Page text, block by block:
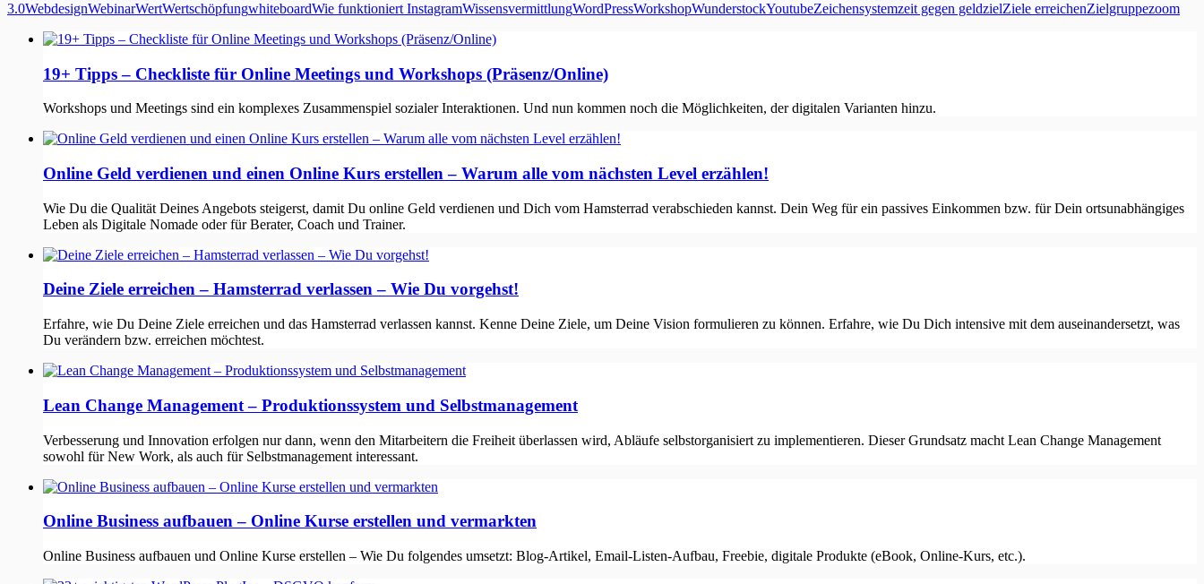
3.0WebdesignWebinarWertWertschöpfungwhiteboardWie funktioniert InstagramWissensvermittlungWordPressWorkshopWunderstockYoutubeZeichensystemzeit gegen geldzielZiele erreichenZielgruppezoom
19+ Tipps – Checkliste für Online Meetings und Workshops (Präsenz/Online)
Workshops und Meetings sind ein komplexes Zusammenspiel sozialer Interaktionen. Und nun kommen noch die Möglichkeiten, der digitalen Varianten hinzu.
Online Geld verdienen und einen Online Kurs erstellen – Warum alle vom nächsten Level erzählen!
Wie Du die Qualität Deines Angebots steigerst, damit Du online Geld verdienen und Dich vom Hamsterrad verabschieden kannst. Dein Weg für ein passives Einkommen bzw. für Dein ortsunabhängiges
Leben als Digitale Nomade oder für Berater, Coach und Trainer.
Deine Ziele erreichen – Hamsterrad verlassen – Wie Du vorgehst!
Erfahre, wie Du Deine Ziele erreichen und das Hamsterrad verlassen kannst. Kenne Deine Ziele, um Deine Vision formulieren zu können. Erfahre, wie Du Dich intensive mit dem auseinandersetzt, was
Du verändern bzw. erreichen möchtest.
Lean Change Management – Produktionssystem und Selbstmanagement
Verbesserung und Innovation erfolgen nur dann, wenn den Mitarbeitern die Freiheit überlassen wird, Abläufe selbstorganisiert zu implementieren. Dieser Grundsatz macht Lean Change Management
sowohl für New Work, als auch für Selbstmanagement interessant.
Online Business aufbauen – Online Kurse erstellen und vermarkten
Online Business aufbauen und Online Kurse erstellen – Wie Du folgendes umsetzt: Blog-Artikel, Email-Listen-Aufbau, Freebie, digitale Produkte (eBook, Online-Kurs, etc.).